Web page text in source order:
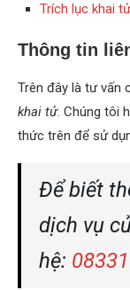
Trích lục khai
Thông tin
Trên đây là tư vấn
khai tử. Chúng tôi
thức trên để sử
Để biết
dịch vụ
hệ: